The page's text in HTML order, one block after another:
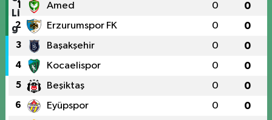
1 Amed 0 0
2 Erzurumspor FK 0 0
3 Başakşehir 0 0
4 Kocaelispor 0 0
5 Beşiktaş 0 0
6 Eyüpspor 0 0